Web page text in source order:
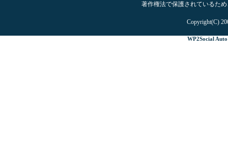
著作権法で保護されているた
Copyright(C)
WP2Social